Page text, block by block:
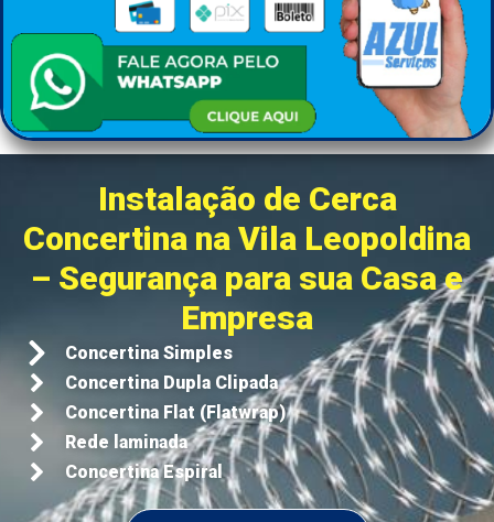
Instalação de Cerca
Concertina na Vila Leopoldina
– Segurança para sua Casa e
Empresa
Concertina Simples
Concertina Dupla Clipada
Concertina Flat (Flatwrap)
Rede laminada
Concertina Espiral